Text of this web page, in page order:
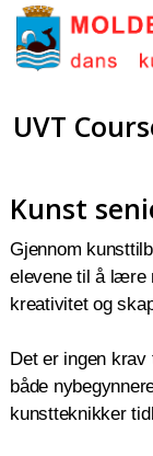
UVT
Kunst
Gjennom
elevene til å lære
kreativitet og
Det er ingen
både
kunstteknikker